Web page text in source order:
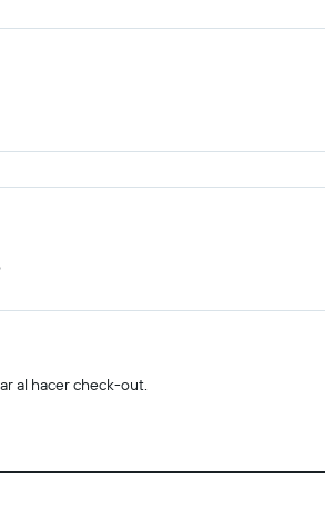
al hacer check-out.